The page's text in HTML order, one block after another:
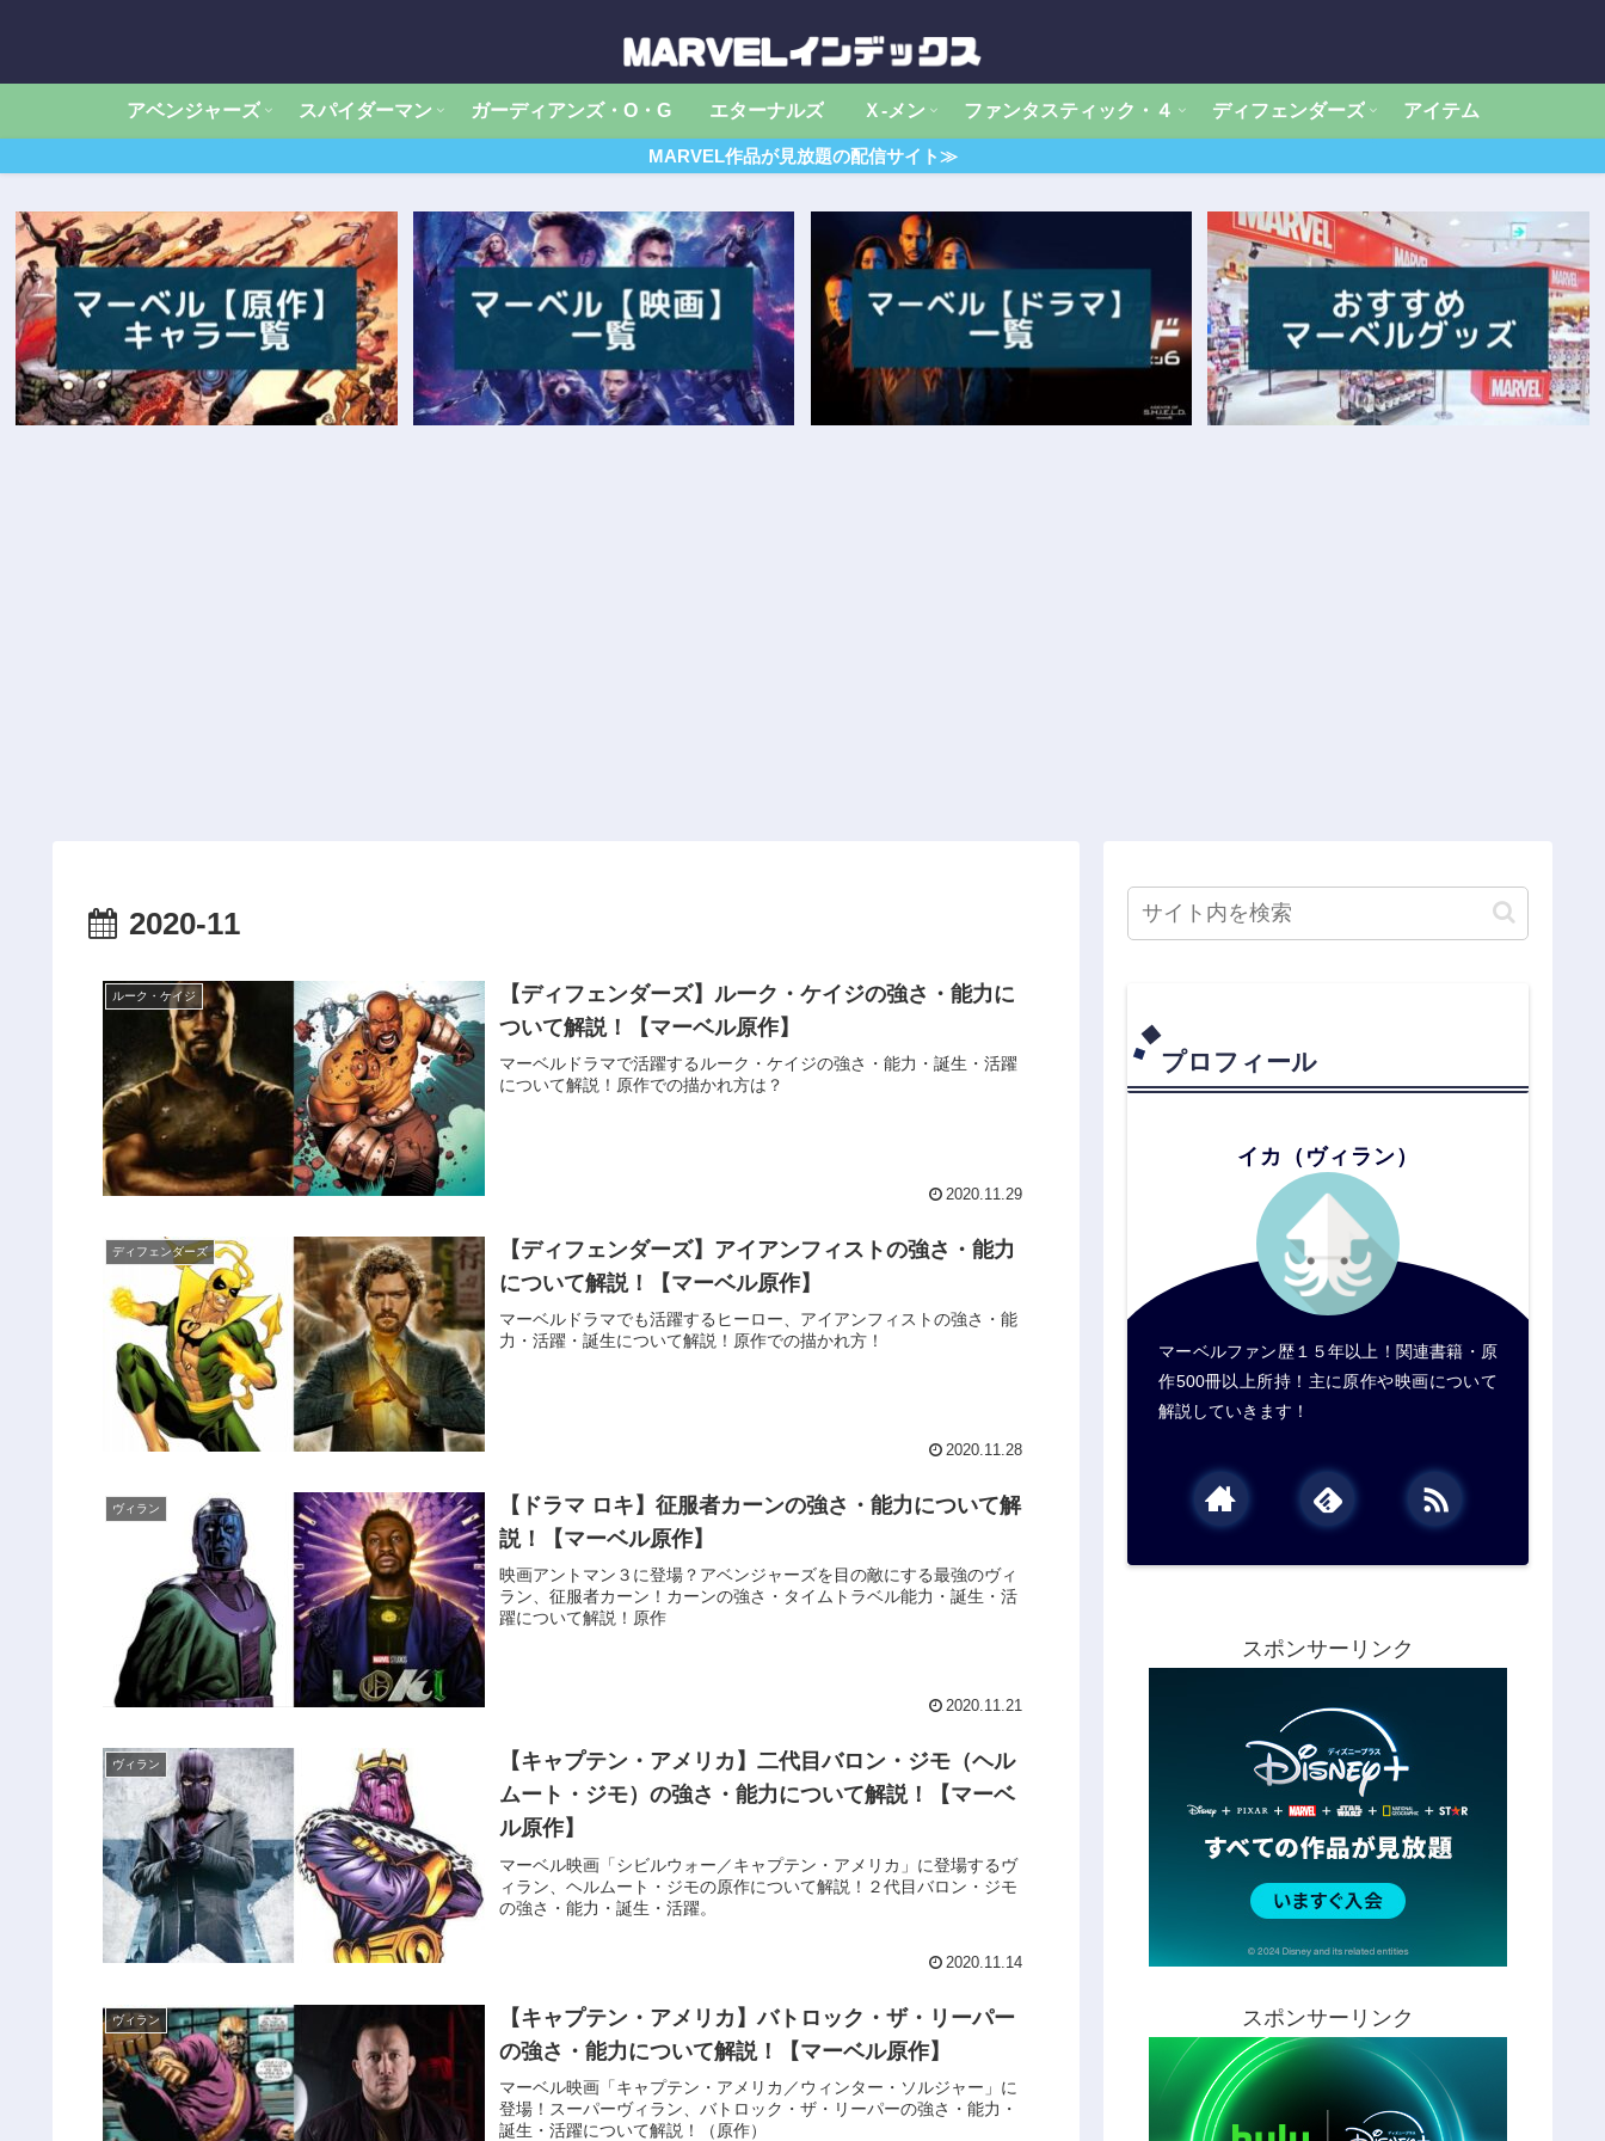
アベンジャーズ スパイダーマン ガーディアンズ・O・G エターナルズ Ｘ‐メン ファンタスティック・４ ディフェンダーズ アイテム
MARVEL作品が見放題の配信サイト≫
2020-11
ルーク・ケイジ
【ディフェンダーズ】ルーク・ケイジの強さ・能力に
ついて解説！【マーベル原作】
マーベルドラマで活躍するルーク・ケイジの強さ・能力・誕生・活躍
について解説！原作での描かれ方は？
2020.11.29
ディフェンダーズ
【ディフェンダーズ】アイアンフィストの強さ・能力
について解説！【マーベル原作】
マーベルドラマでも活躍するヒーロー、アイアンフィストの強さ・能
力・活躍・誕生について解説！原作での描かれ方！
2020.11.28
ヴィラン
【ドラマ ロキ】征服者カーンの強さ・能力について解
説！【マーベル原作】
映画アントマン３に登場？アベンジャーズを目の敵にする最強のヴィ
ラン、征服者カーン！カーンの強さ・タイムトラベル能力・誕生・活
躍について解説！原作
2020.11.21
ヴィラン
【キャプテン・アメリカ】二代目バロン・ジモ（ヘル
ムート・ジモ）の強さ・能力について解説！【マーベ
ル原作】
マーベル映画「シビルウォー／キャプテン・アメリカ」に登場するヴ
ィラン、ヘルムート・ジモの原作について解説！２代目バロン・ジモ
の強さ・能力・誕生・活躍。
2020.11.14
ヴィラン
【キャプテン・アメリカ】バトロック・ザ・リーパー
の強さ・能力について解説！【マーベル原作】
マーベル映画「キャプテン・アメリカ／ウィンター・ソルジャー」に
登場！スーパーヴィラン、バトロック・ザ・リーパーの強さ・能力・
誕生・活躍について解説！（原作）
プロフィール
イカ（ヴィラン）
マーベルファン歴１５年以上！関連書籍・原
作500冊以上所持！主に原作や映画について
解説していきます！
スポンサーリンク
スポンサーリンク